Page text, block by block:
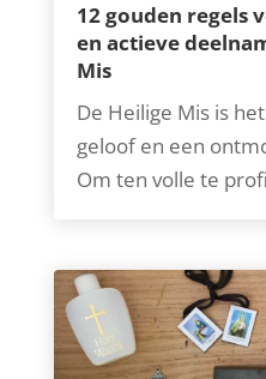
12 gouden regels
en actieve
Mis
De Heilige Mis is
geloof en een
Om ten volle te